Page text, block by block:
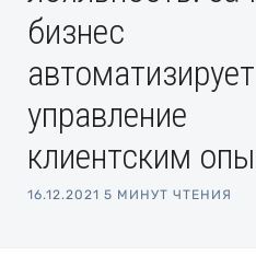
бизнес
автоматизирует
управление
клиентским
16.12.2021 5 МИНУТ ЧТЕНИЯ